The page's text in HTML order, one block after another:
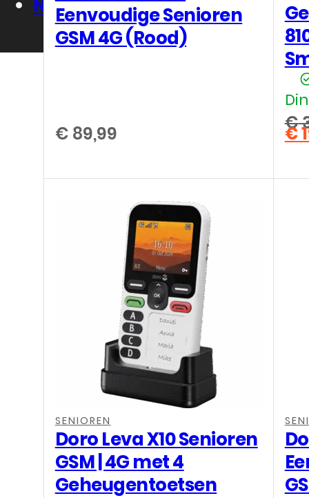
Nieuws
Eenvoudige Senioren
GSM 4G (Rood)
€ 89,99 €
€
€
is:
SENIOREN
Doro Leva X10 Senioren
GSM | 4G met 4
Geheugentoetsen